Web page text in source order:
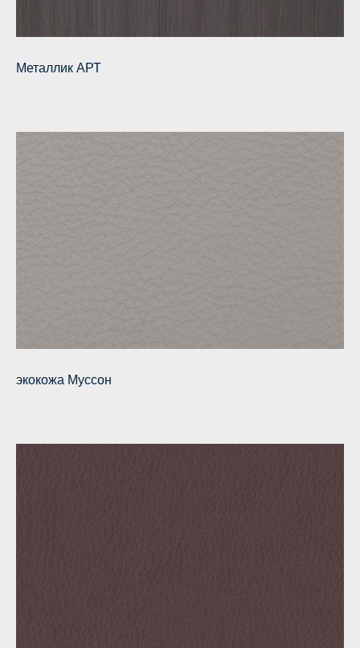
Металлик АРТ
экокожа Муссон